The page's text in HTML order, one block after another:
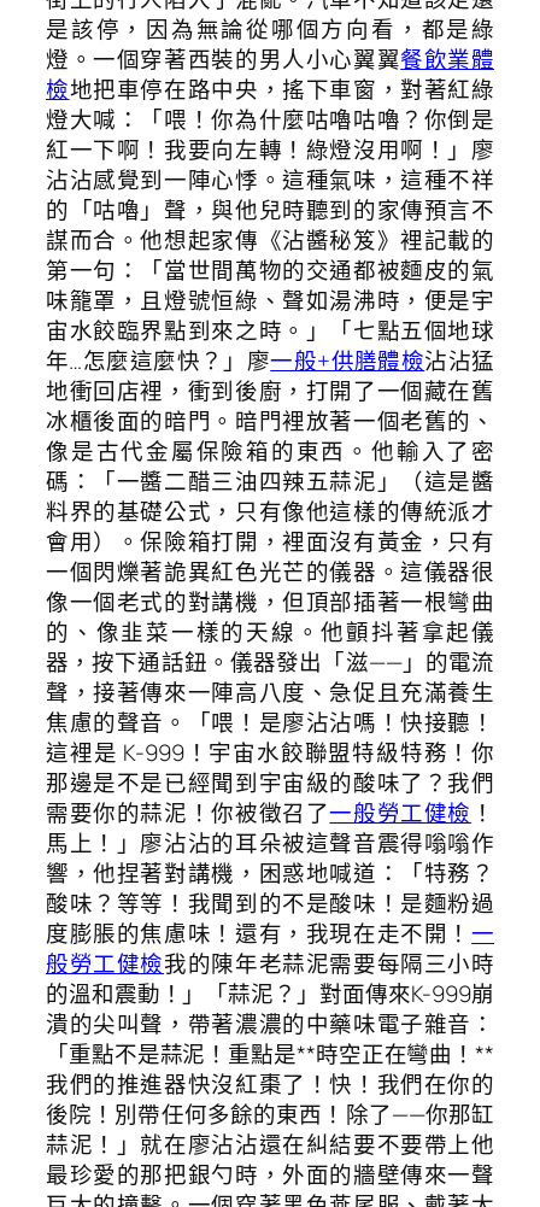
是該停，因為無論從哪個方向看，都是綠
燈。一個穿著西裝的男人小心翼翼餐飲業體
檢地把車停在路中央，搖下車窗，對著紅綠
燈大喊：「喂！你為什麼咕嚕咕嚕？你倒是
紅一下啊！我要向左轉！綠燈沒用啊！」廖
沾沾感覺到一陣心悸。這種氣味，這種不祥
的「咕嚕」聲，與他兒時聽到的家傳預言不
謀而合。他想起家傳《沾醬秘笈》裡記載的
第一句：「當世間萬物的交通都被麵皮的氣
味籠罩，且燈號恒綠、聲如湯沸時，便是宇
宙水餃臨界點到來之時。」「七點五個地球
年…怎麼這麼快？」廖一般+供膳體檢沾沾猛
地衝回店裡，衝到後廚，打開了一個藏在舊
冰櫃後面的暗門。暗門裡放著一個老舊的、
像是古代金屬保險箱的東西。他輸入了密
碼：「一醬二醋三油四辣五蒜泥」（這是醬
料界的基礎公式，只有像他這樣的傳統派才
會用）。保險箱打開，裡面沒有黃金，只有
一個閃爍著詭異紅色光芒的儀器。這儀器很
像一個老式的對講機，但頂部插著一根彎曲
的、像韭菜一樣的天線。他顫抖著拿起儀
器，按下通話鈕。儀器發出「滋——」的電流
聲，接著傳來一陣高八度、急促且充滿養生
焦慮的聲音。「喂！是廖沾沾嗎！快接聽！
這裡是 K-999！宇宙水餃聯盟特級特務！你
那邊是不是已經聞到宇宙級的酸味了？我們
需要你的蒜泥！你被徵召了一般勞工健檢 ！
馬上！」廖沾沾的耳朵被這聲音震得嗡嗡作
響，他捏著對講機，困惑地喊道：「特務？
酸味？等等！我聞到的不是酸味！是麵粉過
度膨脹的焦慮味！還有，我現在走不開！一
般勞工健檢我的陳年老蒜泥需要每隔三小時
的溫和震動！」「蒜泥？」對面傳來K-999崩
潰的尖叫聲，帶著濃濃的中藥味電子雜音：
「重點不是蒜泥！重點是**時空正在彎曲！**
我們的推進器快沒紅棗了！快！我們在你的
後院！別帶任何多餘的東西！除了——你那缸
蒜泥！」就在廖沾沾還在糾結要不要帶上他
最珍愛的那把銀勺時，外面的牆壁傳來一聲